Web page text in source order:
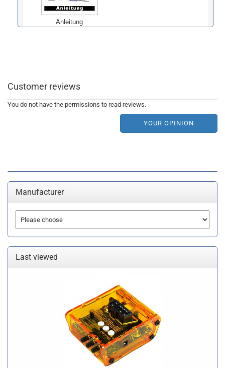
Anleitung
Customer reviews
You do not have the permissions to read reviews.
YOUR OPINION
Manufacturer
Last viewed